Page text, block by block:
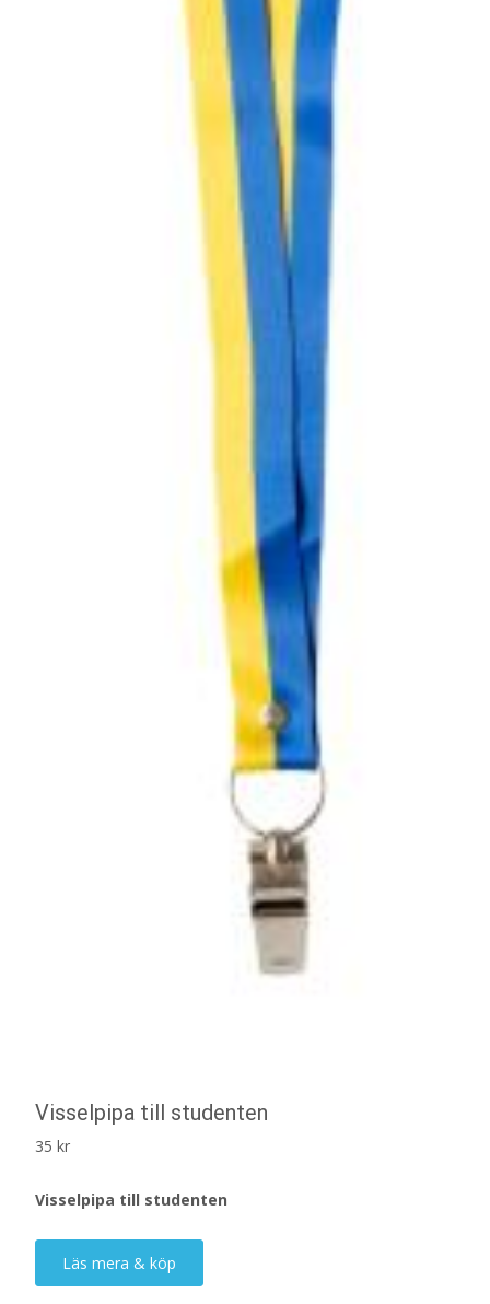
Visselpipa till studenten
35 kr
Visselpipa till studenten
Läs mera & köp